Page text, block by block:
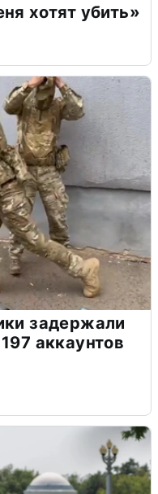
хотят убить»
задержали
аккаунтов